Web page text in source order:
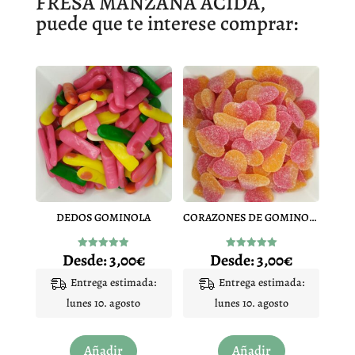
puede que te interese comprar:
DEDOS GOMINOLA
Valorado
con
de 5
Desde:3,00€
Entrega estimada:
lunes 10. agosto
Añadir
producto
CORAZONES DE GOMINOLA MELOCOTON
Valorado
con
de 5
Desde:3,00€
Entrega estimada:
lunes 10. agosto
Añadir
producto